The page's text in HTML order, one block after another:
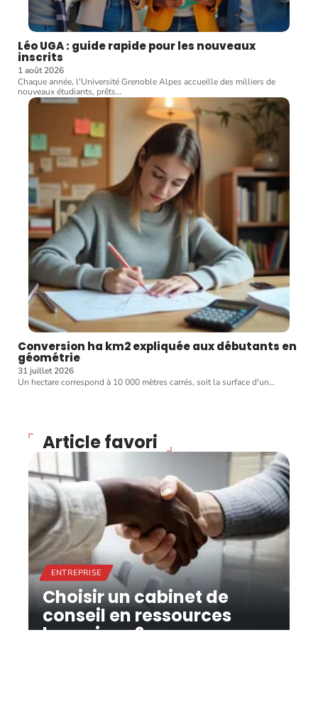
Léo UGA : guide rapide pour les nouveaux
inscrits
1 août 2026
Chaque année, l'Université Grenoble Alpes accueille des milliers de
nouveaux étudiants, prêts…
Conversion ha km2 expliquée aux débutants en
géométrie
31 juillet 2026
Un hectare correspond à 10 000 mètres carrés, soit la surface d'un…
Article favori
ENTREPRISE
Choisir un cabinet de
conseil en ressources
humaines ?